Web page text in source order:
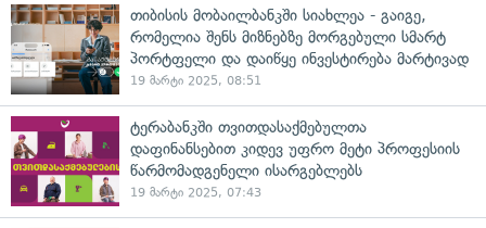
თიბისის მობაილბანკში სიახლეა - გაიგე,
რომელია შენს მიზნებზე მორგებული სმარტ
პორტფელი და დაიწყე ინვესტირება მარტივად
19 მარტი 2025, 08:51
ტერაბანკში თვითდასაქმებულთა
დაფინანსებით კიდევ უფრო მეტი პროფესიის
წარმომადგენელი ისარგებლებს
19 მარტი 2025, 07:43